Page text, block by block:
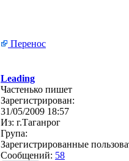
Перенос
Leading
Частенько пишет
Зарегистрирован:
31/05/2009 18:57
Из: г.Таганрог
Група:
Зарегистрированные
Сообщений: 58